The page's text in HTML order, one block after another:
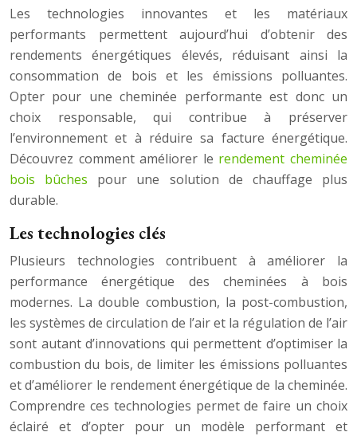
Les technologies innovantes et les matériaux
performants permettent aujourd’hui d’obtenir des
rendements énergétiques élevés, réduisant ainsi la
consommation de bois et les émissions polluantes.
Opter pour une cheminée performante est donc un
choix responsable, qui contribue à préserver
l’environnement et à réduire sa facture énergétique.
Découvrez comment améliorer le rendement cheminée
bois bûches pour une solution de chauffage plus
durable.
Les technologies clés
Plusieurs technologies contribuent à améliorer la
performance énergétique des cheminées à bois
modernes. La double combustion, la post-combustion,
les systèmes de circulation de l’air et la régulation de l’air
sont autant d’innovations qui permettent d’optimiser la
combustion du bois, de limiter les émissions polluantes
et d’améliorer le rendement énergétique de la cheminée.
Comprendre ces technologies permet de faire un choix
éclairé et d’opter pour un modèle performant et